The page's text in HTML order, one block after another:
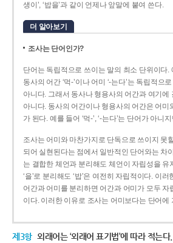
생이’, ‘밥을’과 같이 언제나 앞말에 붙여 쓴다.
더 알아보기
조사는 단어인가?
단어는 독립적으로 쓰이는 말의 최소 단위이다.
동사의 어간 ‘먹-­’이나 어미 ‘­-는다’는 독립적으
아니다. 그래서 동사나 형용사의 어간과 여기에
아니다. 동사의 어간이나 형용사의 어간은 어미
가 된다. 예를 들어 ‘먹-’, ‘-는다’는 단어가 아니
조사는 어미와 마찬가지로 단독으로 쓰이지 못
되어 실현된다는 점에서 일반적인 단어와는 차
는 결합한 체언과 분리해도 체언이 자립성을 유
‘을’로 분리해도 ‘밥’은 여전히 자립적이다. 이
어간과 어미를 분리하면 어간과 어미가 모두 자
이다. 이러한 이유로 조사는 어미보다는 단어에
제3항 외래어는 ‘외래어 표기법’에 따라 적는다.